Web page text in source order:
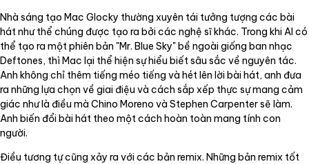
Nhà sáng tạo Mac Glocky thường xuyên tái tưởng tượng các bài
hát như thể chúng được tạo ra bởi các nghệ sĩ khác. Trong khi AI có
thể tạo ra một phiên bản "Mr. Blue Sky" bề ngoài giống ban nhạc
Deftones, thì Mac lại thể hiện sự hiểu biết sâu sắc về nguyên tác.
Anh không chỉ thêm tiếng méo tiếng và hét lên lời bài hát, anh đưa
ra những lựa chọn về giai điệu và cách sắp xếp thực sự mang cảm
giác như là điều mà Chino Moreno và Stephen Carpenter sẽ làm.
Anh biến đổi bài hát theo một cách hoàn toàn mang tính con
người.
Điều tương tự cũng xảy ra với các bản remix. Những bản remix tốt